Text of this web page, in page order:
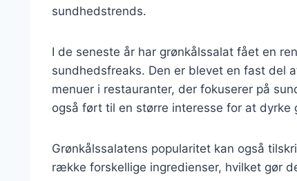
sundhedstrends.
I de seneste år har grønkålssalat fået en
sundhedsfreaks. Den er blevet en fast del
menuer i restauranter, der fokuserer på
også ført til en større interesse for at dyrke
Grønkålssalatens popularitet kan også
række forskellige ingredienser, hvilket gør